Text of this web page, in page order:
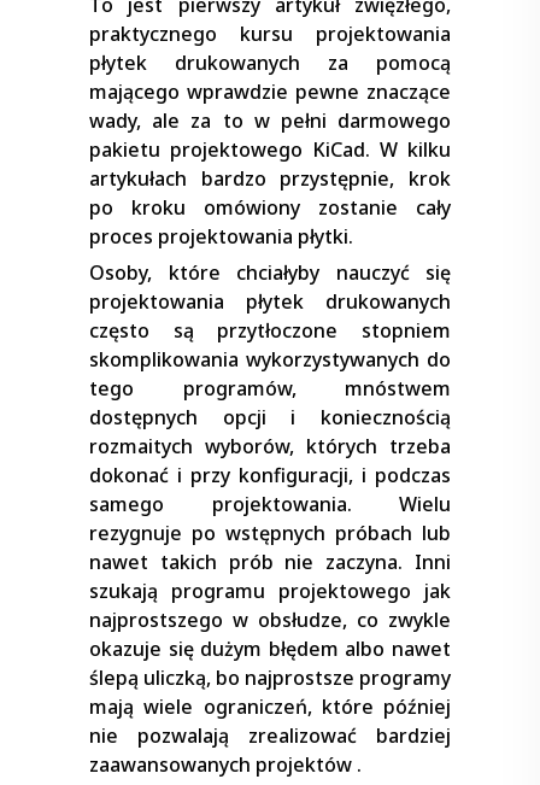
praktycznego kursu projektowania
płytek drukowanych za pomocą
mającego wprawdzie pewne znaczące
wady, ale za to w pełni darmowego
pakietu projektowego KiCad. W kilku
artykułach bardzo przystępnie, krok
po kroku omówiony zostanie cały
proces projektowania płytki.
Osoby, które chciałyby nauczyć się
projektowania płytek drukowanych
często są przytłoczone stopniem
skomplikowania wykorzystywanych do
tego programów, mnóstwem
dostępnych opcji i koniecznością
rozmaitych wyborów, których trzeba
dokonać i przy konfiguracji, i podczas
samego projektowania. Wielu
rezygnuje po wstępnych próbach lub
nawet takich prób nie zaczyna. Inni
szukają programu projektowego jak
najprostszego w obsłudze, co zwykle
okazuje się dużym błędem albo nawet
ślepą uliczką, bo najprostsze programy
mają wiele ograniczeń, które później
nie pozwalają zrealizować bardziej
zaawansowanych projektów .